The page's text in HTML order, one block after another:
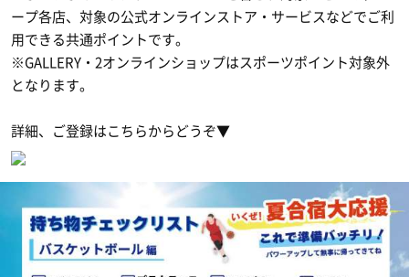
ープ各店、対象の公式オンラインストア・サービスなどでご利
用できる共通ポイントです。
※GALLERY・2オンラインショップはスポーツポイント対象外
となります。
詳細、ご登録はこちらからどうぞ▼